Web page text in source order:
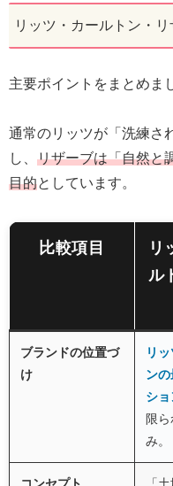
リッツ・カールトン・
主要ポイントをまとめま
通常のリッツが「洗練さ
し、 リザーブは「自然と
目的としています。
比較項目
リ
ル
ブランドの位置づ
け
リ
ン
ショ
限
み。